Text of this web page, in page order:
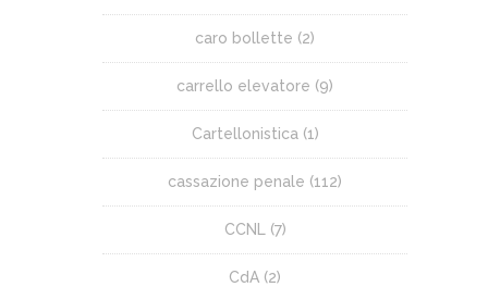
caro bollette (2)
carrello elevatore (9)
Cartellonistica (1)
cassazione penale (112)
CCNL (7)
CdA (2)